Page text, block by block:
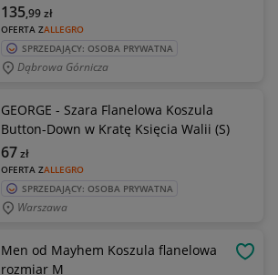
OFERTA ZALLEGRO
135,99zł
SPRZEDAJĄCY: OSOBA PRYWATNA
Dąbrowa Górnicza
GEORGE - Szara Flanelowa Koszula
Button-Down w Kratę Księcia Walii (S)
OFERTA ZALLEGRO
67zł
SPRZEDAJĄCY: OSOBA PRYWATNA
Warszawa
Men od Mayhem Koszula flanelowa
rozmiar M